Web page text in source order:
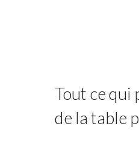
Tout ce qui
de la table